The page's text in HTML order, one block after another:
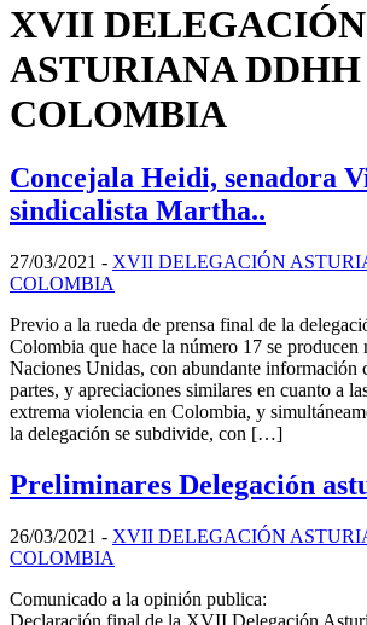
XVII DELEGACIÓN
ASTURIANA DDHH
COLOMBIA
Concejala Heidi, senadora
sindicalista Martha..
27/03/2021 - XVII DELEGACIÓN
COLOMBIA
Previo a la rueda de prensa final de la
Colombia que hace la número 17 se producen
Naciones Unidas, con abundante información
partes, y apreciaciones similares en cuanto a
extrema violencia en Colombia, y
la delegación se subdivide, con […]
Preliminares Delegación
26/03/2021 - XVII DELEGACIÓN
COLOMBIA
Comunicado a la opinión publica:
Declaración final de la XVII Delegación